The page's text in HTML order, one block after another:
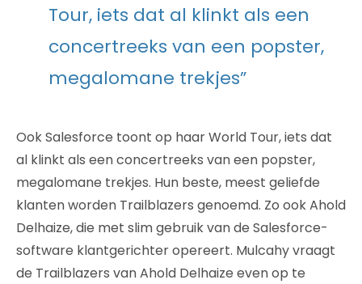
Tour, iets dat al klinkt als een
concertreeks van een popster,
megalomane trekjes”
Ook Salesforce toont op haar World Tour, iets dat
al klinkt als een concertreeks van een popster,
megalomane trekjes. Hun beste, meest geliefde
klanten worden Trailblazers genoemd. Zo ook Ahold
Delhaize, die met slim gebruik van de Salesforce-
software klantgerichter opereert. Mulcahy vraagt
de Trailblazers van Ahold Delhaize even op te